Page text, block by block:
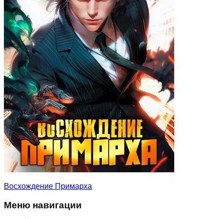
Восхождение Примарха
Меню навигации